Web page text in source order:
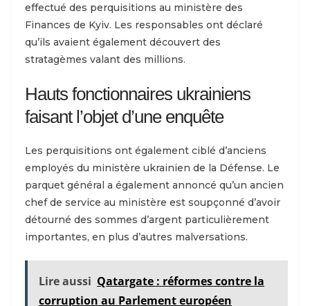
effectué des perquisitions au ministère des
Finances de Kyiv. Les responsables ont déclaré
qu’ils avaient également découvert des
stratagèmes valant des millions.
Hauts fonctionnaires ukrainiens
faisant l’objet d’une enquête
Les perquisitions ont également ciblé d’anciens
employés du ministère ukrainien de la Défense. Le
parquet général a également annoncé qu’un ancien
chef de service au ministère est soupçonné d’avoir
détourné des sommes d’argent particulièrement
importantes, en plus d’autres malversations.
Lire aussi Qatargate : réformes contre la
corruption au Parlement européen